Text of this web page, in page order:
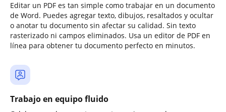
Editar un PDF es tan simple como trabajar en un documento
de Word. Puedes agregar texto, dibujos, resaltados y ocultar
o anotar tu documento sin afectar su calidad. Sin texto
rasterizado ni campos eliminados. Usa un editor de PDF en
línea para obtener tu documento perfecto en minutos.
Trabajo en equipo fluido